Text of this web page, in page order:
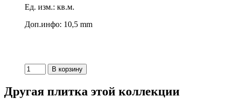
Ед. изм.: кв.м.
Доп.инфо: 10,5 mm
Другая плитка этой коллекции